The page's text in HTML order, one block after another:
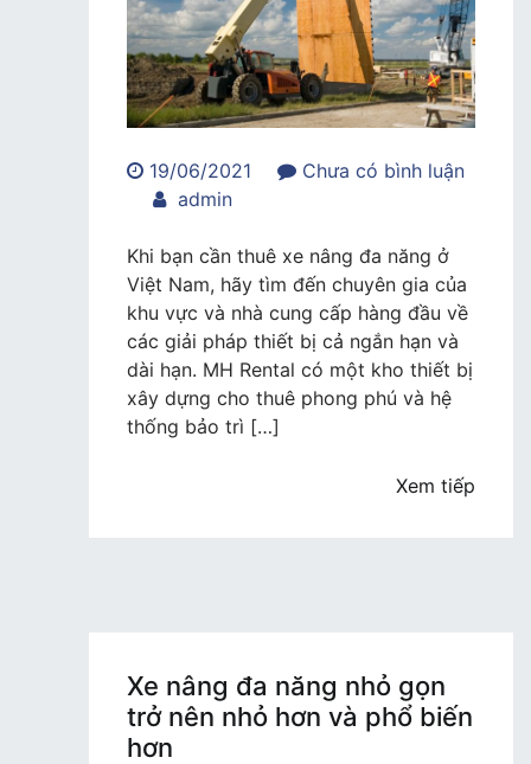
19/06/2021
Chưa có bình luận
trong
THUÊ
XE
NÂNG
ĐA
NĂNG
admin
Khi bạn cần thuê xe nâng đa năng ở
Việt Nam, hãy tìm đến chuyên gia của
khu vực và nhà cung cấp hàng đầu về
các giải pháp thiết bị cả ngắn hạn và
dài hạn. MH Rental có một kho thiết bị
xây dựng cho thuê phong phú và hệ
thống bảo trì […]
Xem tiếp
Xe nâng đa năng nhỏ gọn
trở nên nhỏ hơn và phổ biến
hơn